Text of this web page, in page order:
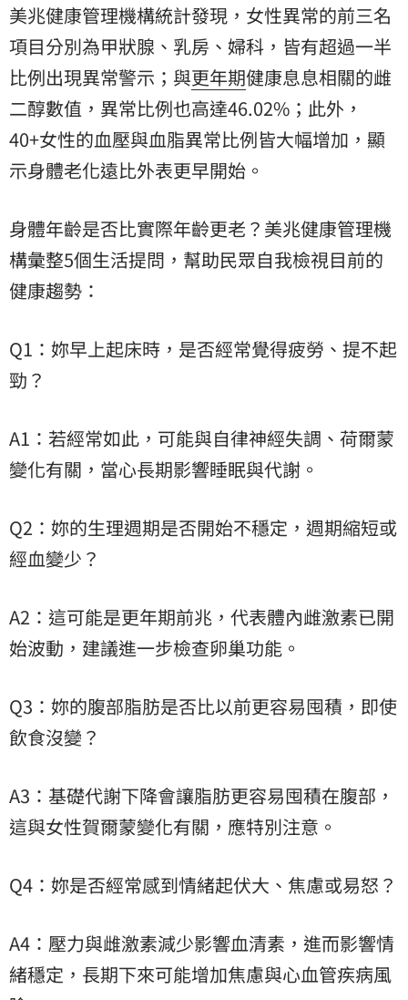
美兆健康管理機構統計發現，女性異常的前三名
項目分別為甲狀腺、乳房、婦科，皆有超過一半
比例出現異常警示；與更年期健康息息相關的雌
二醇數值，異常比例也高達46.02%；此外，
40+女性的血壓與血脂異常比例皆大幅增加，顯
示身體老化遠比外表更早開始。
身體年齡是否比實際年齡更老？美兆健康管理機
構彙整5個生活提問，幫助民眾自我檢視目前的
健康趨勢：
Q1：妳早上起床時，是否經常覺得疲勞、提不起
勁？
A1：若經常如此，可能與自律神經失調、荷爾蒙
變化有關，當心長期影響睡眠與代謝。
Q2：妳的生理週期是否開始不穩定，週期縮短或
經血變少？
A2：這可能是更年期前兆，代表體內雌激素已開
始波動，建議進一步檢查卵巢功能。
Q3：妳的腹部脂肪是否比以前更容易囤積，即使
飲食沒變？
A3：基礎代謝下降會讓脂肪更容易囤積在腹部，
這與女性賀爾蒙變化有關，應特別注意。
Q4：妳是否經常感到情緒起伏大、焦慮或易怒？
A4：壓力與雌激素減少影響血清素，進而影響情
緒穩定，長期下來可能增加焦慮與心血管疾病風